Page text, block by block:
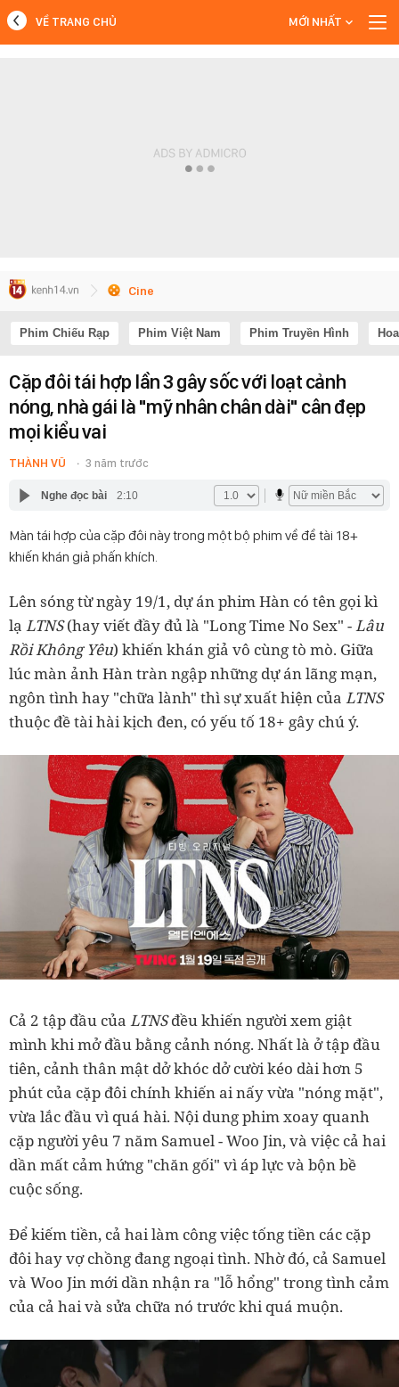
VỀ TRANG CHỦ MỚI NHẤT
Cine
Phim Chiếu Rạp Phim Việt Nam Phim Truyền Hình
Cặp đôi tái hợp lần 3 gây sốc với loạt cảnh
nóng, nhà gái là "mỹ nhân chân dài" cân đẹp
mọi kiểu vai
THÀNH VŨ 3 năm trước
Nghe đọc bài 2:10
Màn tái hợp của cặp đôi này trong một bộ phim về đề tài 18+
khiến khán giả phấn khích.
Lên sóng từ ngày 19/1, dự án phim Hàn có tên gọi kì
lạ LTNS(hay viết đầy đủ là "Long Time No Sex" -Lâu
Rồi Không Yêu) khiến khán giả vô cùng tò mò. Giữa
lúc màn ảnh Hàn tràn ngập những dự án lãng mạn,
ngôn tình hay "chữa lành" thì sự xuất hiện của LTNS
thuộc đề tài hài kịch đen, có yếu tố 18+ gây chú ý.
Cả 2 tập đầu của LTNSđều khiến người xem giật
mình khi mở đầu bằng cảnh nóng. Nhất là ở tập đầu
tiên, cảnh thân mật dở khóc dở cười kéo dài hơn 5
phút của cặp đôi chính khiến ai nấy vừa "nóng mặt",
vừa lắc đầu vì quá hài. Nội dung phim xoay quanh
cặp người yêu 7 năm Samuel - Woo Jin, và việc cả hai
dần mất cảm hứng "chăn gối" vì áp lực và bộn bề
cuộc sống.
Để kiếm tiền, cả hai làm công việc tống tiền các cặp
đôi hay vợ chồng đang ngoại tình. Nhờ đó, cả Samuel
và Woo Jin mới dần nhận ra "lỗ hổng" trong tình cảm
của cả hai và sửa chữa nó trước khi quá muộn.